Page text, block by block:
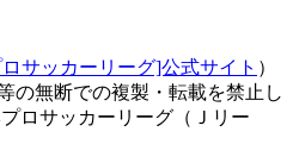
ロサッカーリーグ]公式サイト ）
の無断での複製・転載を禁止し
ロサッカーリーグ（Ｊリー